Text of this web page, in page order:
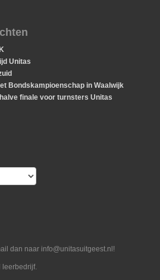
Unitas
Bondskampioenschap in Waalwijk
finale voor turnsters Unitas
dan naar info@unitasuitgeest.nl!
leerbedrijf.